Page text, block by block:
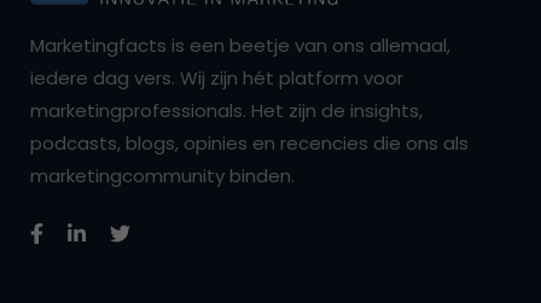
Marketingfacts is een beetje van ons allemaal,
iedere dag vers. Wij zijn hét platform voor
marketingprofessionals. Het zijn de insights,
podcasts, blogs, opinies en recencies die ons als
marketingcommunity binden.